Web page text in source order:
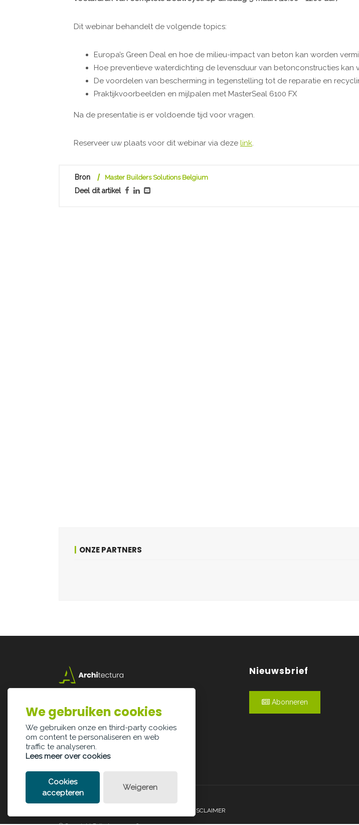
Dit webinar behandelt de volgende topics:
Europa’s Green Deal en hoe de milieu-impact van beton kan worden
Hoe preventieve waterdichting de levensduur van betonconstructies kan
De voordelen van bescherming in tegenstelling tot de reparatie en
Praktijkvoorbeelden en mijlpalen met MasterSeal 6100 FX
Na de presentatie is er voldoende tijd voor vragen.
Reserveer uw plaats voor dit webinar via deze link.
Bron Master Builders Solutions Belgium
Deel dit artikel
ONZE PARTNERS
3500 Hasselt
info@architectura.be
Nieuwsbrief
Abonneren
LEGAL DISCLAIMER
We gebruiken cookies
We gebruiken onze en third-party cookies
om content te personaliseren en web
traffic te analyseren.
Lees meer over cookies
Cookies
accepteren
Weigeren